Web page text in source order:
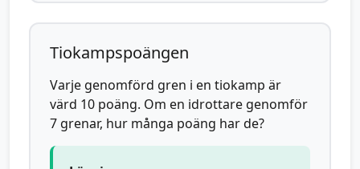
Tiokampspoängen
Varje genomförd gren i en tiokamp är
värd 10 poäng. Om en idrottare genomför
7 grenar, hur många poäng har de?